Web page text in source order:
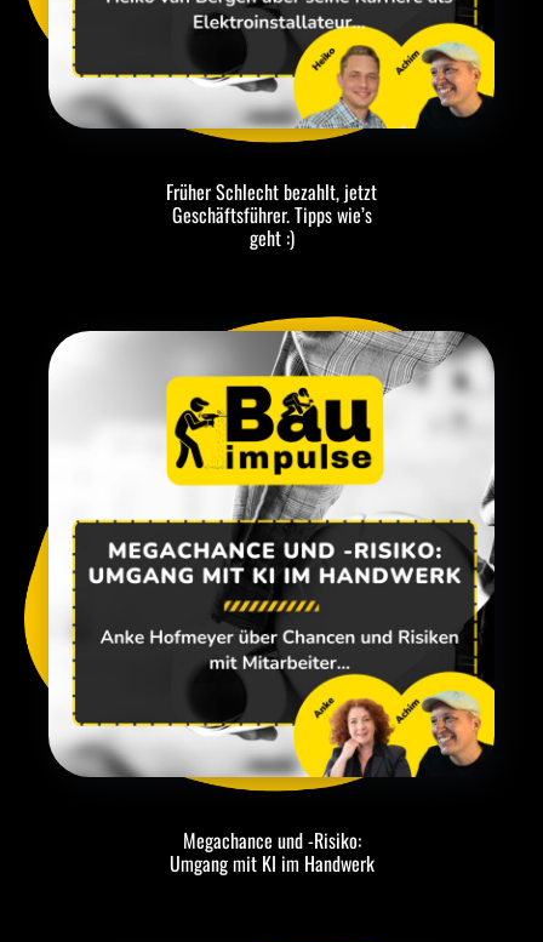
Früher Schlecht bezahlt, jetzt
Geschäftsführer. Tipps wie’s
geht :)
Megachance und -Risiko:
Umgang mit KI im Handwerk